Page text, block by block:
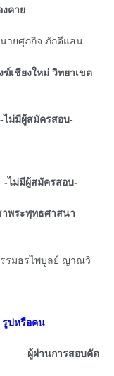
คาย
นายศุภกิจ ภักดีแสน
ชียงใหม่ วิทยาเขต
-ไม่มีผู้สมัครสอบ-
มีผู้สมัครสอบ-
พระพุทธศาสนา
รมธรไพบูลย์ ญาณวิ
รูปหรือคน
านการสอบคัด